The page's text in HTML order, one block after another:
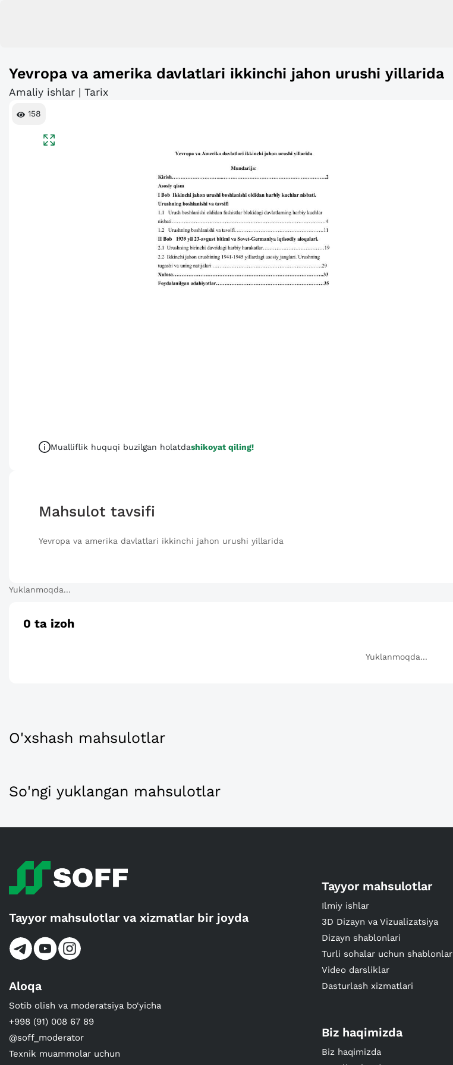
Yevropa va amerika davlatlari ikkinchi jahon urushi yillarida
Amaliy ishlar | Tarix
158
Mualliflik huquqi buzilgan holatdashikoyat qiling!
Mahsulot tavsifi
Yevropa va amerika davlatlari ikkinchi jahon urushi yillarida
Yuklanmoqda...
0 ta izoh
Yuklanmoqda...
O'xshash mahsulotlar
So'ngi yuklangan mahsulotlar
Tayyor mahsulotlar va xizmatlar bir joyda
Aloqa
Sotib olish va moderatsiya bo‘yicha
+998 (91) 008 67 89
@soff_moderator
Texnik muammolar uchun
Tayyor mahsulotlar
Ilmiy ishlar
3D Dizayn va Vizualizatsiya
Dizayn shablonlari
Turli sohalar uchun shablonlar
Video darsliklar
Dasturlash xizmatlari
Biz haqimizda
Biz haqimizda